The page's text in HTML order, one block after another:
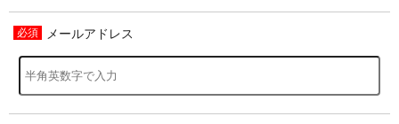
メールアドレス